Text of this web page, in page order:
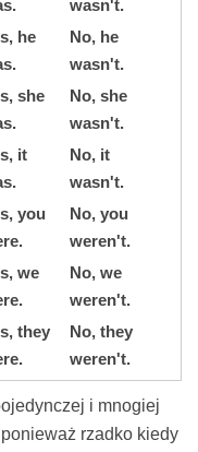
wasn't.
he
No, he
wasn't.
she
No, she
wasn't.
it
No, it
wasn't.
you
No, you
weren't.
we
No, we
weren't.
they
No, they
weren't.
i mnogiej
rzadko kiedy